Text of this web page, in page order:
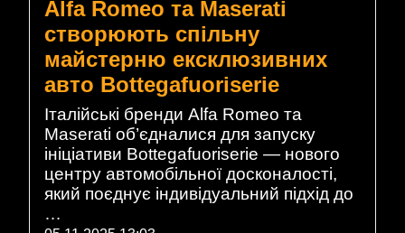
Alfa Romeo та Maserati
створюють спільну
майстерню ексклюзивних
авто Bottegafuoriserie
Італійські бренди Alfa Romeo та
Maserati об’єдналися для запуску
ініціативи Bottegafuoriserie — нового
центру автомобільної досконалості,
який поєднує індивідуальний підхід до
…